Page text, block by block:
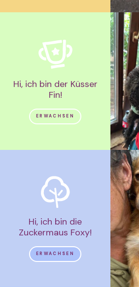
Hi, ich bin der Küsser
Fin!
ERWACHSEN
Hi, ich bin die
Zuckermaus Foxy!
ERWACHSEN